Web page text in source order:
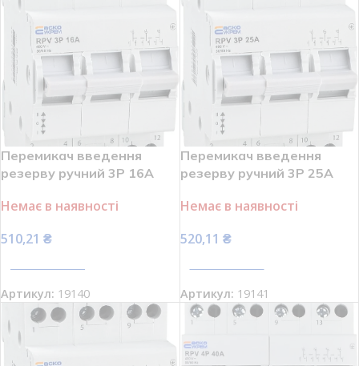
Перемикач введення
резерву ручний 3P 16A
A0010220007
Немає в наявності
510,21 ₴
Артикул: 19140
Перемикач введення
резерву ручний 3P 25A
A0010220008
Немає в наявності
520,11 ₴
Артикул: 19141